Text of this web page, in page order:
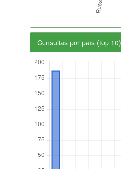
Consultas por país (top 10)